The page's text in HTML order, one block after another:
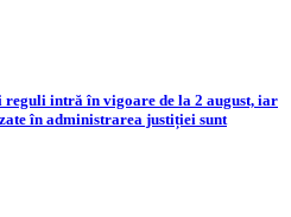
intră în vigoare de la 2 august, iar
în administrarea justiției sunt